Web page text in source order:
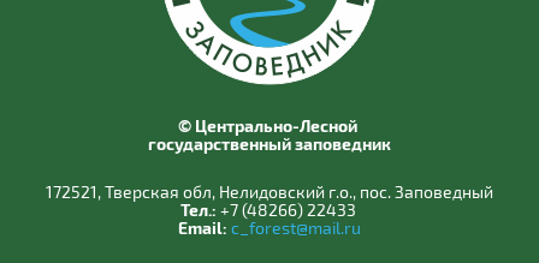
© Центрально-Лесной
государственный заповедник
172521, Тверская обл, Нелидовский г.о., пос. Заповедный
Тел.: +7 (48266) 22433
Email: c_forest@mail.ru